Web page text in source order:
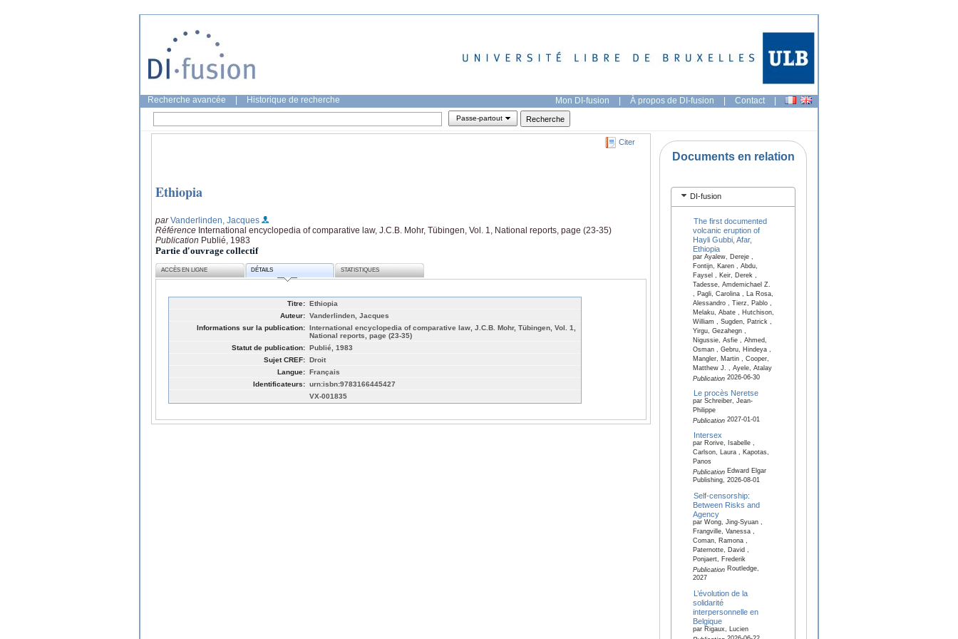
Recherche avancée Historique de recherche Mon DI-fusion | À propos de DI-fusion | Contact |
Passe-partout
Citer
Ethiopia
parVanderlinden, Jacques
Référence International encyclopedia of comparative law, J.C.B. Mohr, Tübingen, Vol. 1, National reports, page (23-35)
Publication Publié, 1983
Partie d'ouvrage collectif
ACCÈS EN LIGNE DÉTAILS STATISTIQUES
Titre: Ethiopia
Auteur: Vanderlinden, Jacques
Informations sur la publication: International encyclopedia of comparative law, J.C.B. Mohr, Tübingen, Vol. 1,
National reports, page (23-35)
Statut de publication: Publié, 1983
Sujet CREF: Droit
Langue: Français
Identificateurs: urn:isbn:9783166445427
VX-001835
Documents en relation
DI-fusion
The first documented
volcanic eruption of
Hayli Gubbi, Afar,
Ethiopia
par Ayalew, Dereje ,
Fontijn, Karen , Abdu,
Faysel , Keir, Derek ,
Tadesse, Amdemichael Z.
, Pagli, Carolina , La Rosa,
Alessandro , Tierz, Pablo ,
Melaku, Abate , Hutchison,
William , Sugden, Patrick ,
Yirgu, Gezahegn ,
Nigussie, Asfie , Ahmed,
Osman , Gebru, Hindeya ,
Mangler, Martin , Cooper,
Matthew J. , Ayele, Atalay
Publication2026-06-30
Le procès Neretse
par Schreiber, Jean-
Philippe
Publication2027-01-01
Intersex
par Rorive, Isabelle ,
Carlson, Laura , Kapotas,
Panos
PublicationEdward Elgar
Publishing, 2026-08-01
Self-censorship:
Between Risks and
Agency
par Wong, Jing-Syuan ,
Frangville, Vanessa ,
Coman, Ramona ,
Paternotte, David ,
Ponjaert, Frederik
PublicationRoutledge,
2027
L’évolution de la
solidarité
interpersonnelle en
Belgique
par Rigaux, Lucien